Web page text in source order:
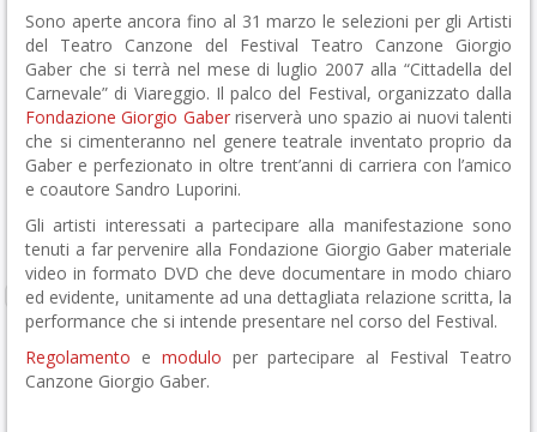
Sono aperte ancora fino al 31 marzo le selezioni per gli Artisti
del Teatro Canzone del Festival Teatro Canzone Giorgio
Gaber che si terrà nel mese di luglio 2007 alla “Cittadella del
Carnevale” di Viareggio. Il palco del Festival, organizzato dalla
Fondazione Giorgio Gaberriserverà uno spazio ai nuovi talenti
che si cimenteranno nel genere teatrale inventato proprio da
Gaber e perfezionato in oltre trent’anni di carriera con l’amico
e coautore Sandro Luporini.
Gli artisti interessati a partecipare alla manifestazione sono
tenuti a far pervenire alla Fondazione Giorgio Gaber materiale
video in formato DVD che deve documentare in modo chiaro
ed evidente, unitamente ad una dettagliata relazione scritta, la
performance che si intende presentare nel corso del Festival.
Regolamento e modulo per partecipare al Festival Teatro
Canzone Giorgio Gaber.